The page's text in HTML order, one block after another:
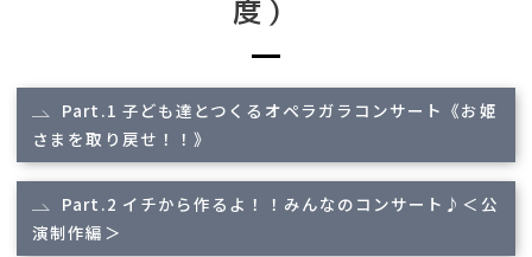
度）
Part.1 子ども達とつくるオペラガラコンサート《お姫
さまを取り戻せ！！》
Part.2 イチから作るよ！！みんなのコンサート♪＜公
演制作編＞